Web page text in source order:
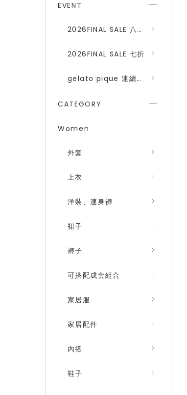
EVENT
2026FINAL SALE 八折 (gelato pique、SNIDEL HOME)
2026FINAL SALE 七折
gelato pique 連續品番八折
CATEGORY
Women
外套
上衣
洋裝、連身褲
裙子
褲子
可搭配成套組合
家居服
家居配件
內搭
鞋子